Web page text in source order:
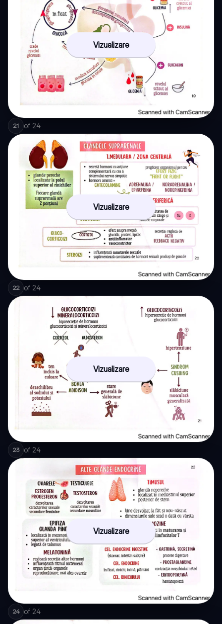
Vizualizare
21 of 24
Vizualizare
22 of 24
Vizualizare
23 of 24
Vizualizare
24 of 24